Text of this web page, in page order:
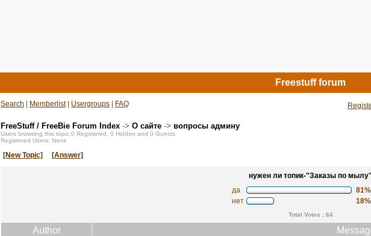
Freestuff forum
Search Memberlist| Usergroups FAQ
FreeStuff / FreeBie Forum Index -> О сайте -> вопросы админу
Users browsing this topic:0 Registered, 0 Hidden and 0 Guests
Registered Users: None
[New Topic] [Answer]
нужен ли топик-"Заказы по мылу"
да
81%
нет 18%
Total Votes : 64
Author